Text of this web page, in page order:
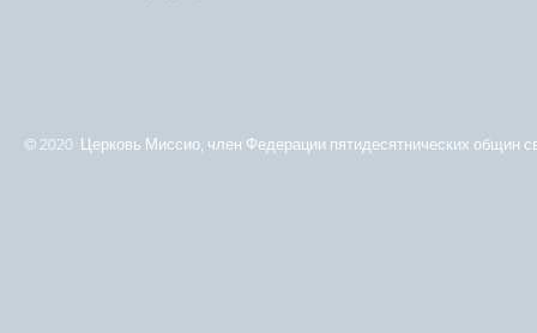
© 2020 Церковь Миссио, член Федерации пятидесятнических общин